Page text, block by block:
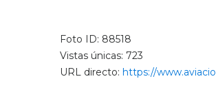
Foto ID: 88518
Vistas únicas: 723
URL directo: https://